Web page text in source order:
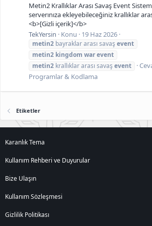
Metin2 Krallıklar Arası Savaş Event
serverınıza ekleyebileceğiniz krallıklar
<b>[Gizli içerik]</b>
TekYersin
Konu 19 Haz 2026
metin2 bayraklar arası savaş event
metin2 kingdom warevent
metin2 krallıklar arası savaş event
Programlar & Kodlama
Etiketler
Karanlık Tema
Kullanım Rehberi ve Duyurular
Bize Ulaşın
Kullanım Sözleşmesi
Gizlilik Politikası